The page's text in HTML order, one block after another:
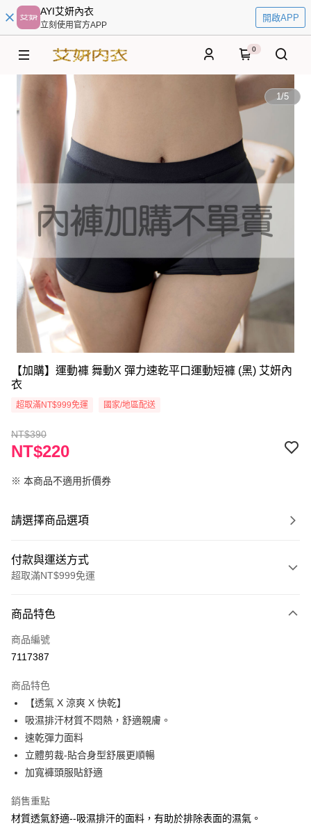
AYI艾妍內衣
立刻使用官方APP
開啟APP
0
1/5
【加購】運動褲 舞動X 彈力速乾平口運動短褲 (黑) 艾妍內
衣
超取滿NT$999免運 國家/地區配送
NT$390
NT$220
※ 本商品不適用折價券
請選擇商品選項
付款與運送方式
超取滿NT$999免運
信用卡一次付款
超商取貨付款
ATM付款
運送方式
全家取貨付款
每筆NT$60，滿NT$999(含以上)免運費
付款後全家取貨
每筆NT$60，滿NT$999(含以上)免運費
商品特色
商品編號
7117387
商品特色
【透氣 X 涼爽 X 快乾】
吸濕排汗材質不悶熱，舒適親膚。
速乾彈力面料
立體剪裁-貼合身型舒展更順暢
加寬褲頭服貼舒適
銷售重點
材質透氣舒適--吸濕排汗的面料，有助於排除表面的濕氣。